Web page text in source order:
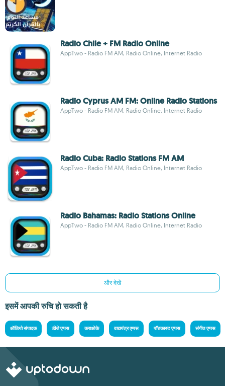
Radio Chile + FM Radio Online
AppTwo - Radio FM AM, Radio Online, Internet Radio
Radio Cyprus AM FM: Online Radio Stations
AppTwo - Radio FM AM, Radio Online, Internet Radio
Radio Cuba: Radio Stations FM AM
AppTwo - Radio FM AM, Radio Online, Internet Radio
Radio Bahamas: Radio Stations Online
AppTwo - Radio FM AM, Radio Online, Internet Radio
और देखें
इसमें आपकी रुचि हो सकती है
ऑडियो संपादक डीजे एप्पस कराओके वाद्ययंत्र एप्पस पॉडकास्ट एप्पस संगीत एप्पस